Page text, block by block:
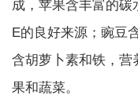
成，苹果含丰富的碳
E的良好来源；豌豆
含胡萝卜素和铁，营
果和蔬菜。